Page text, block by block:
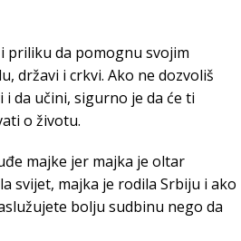
priliku da pomognu svojim
državi i crkvi. Ako ne dozvoliš
da učini, sigurno je da će ti
o životu.
majke jer majka je oltar
svijet, majka je rodila Srbiju i ako
bolju sudbinu nego da